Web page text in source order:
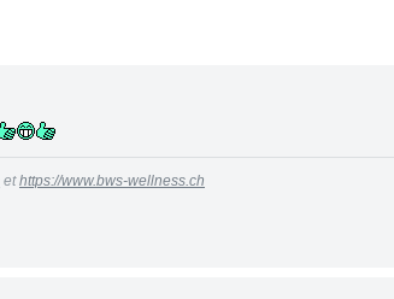
ethttps://www.bws-wellness.ch